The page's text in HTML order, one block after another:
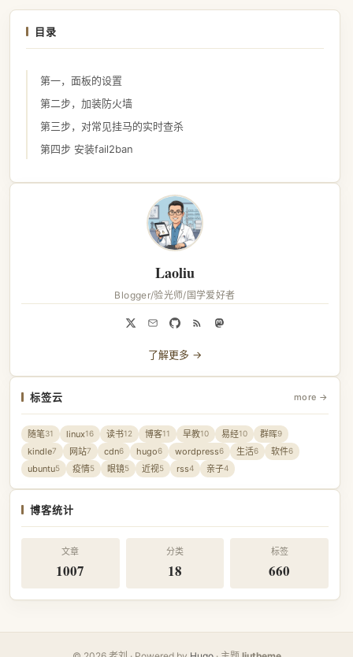
Laoliu
Blogger/验光师/国学爱好者
了解更多 →
标签云 more →
随笔31 linux16 读书12 博客11 早教10 易经10 群晖9
kindle7 网站7 cdn6 hugo6 wordpress6 生活6 软件6
ubuntu5 疫情5 眼镜5 近视5 rss4 亲子4
博客统计
文章
1007
分类
18
标签
660
目录
第一，面板的设置
第二步，加装防火墙
第三步，对常见挂马的实时查杀
第四步 安装fail2ban